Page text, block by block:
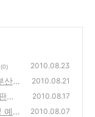
(0) 2010.08.23
산의
2010.08.21
매
2010.08.17
예약
2010.08.07